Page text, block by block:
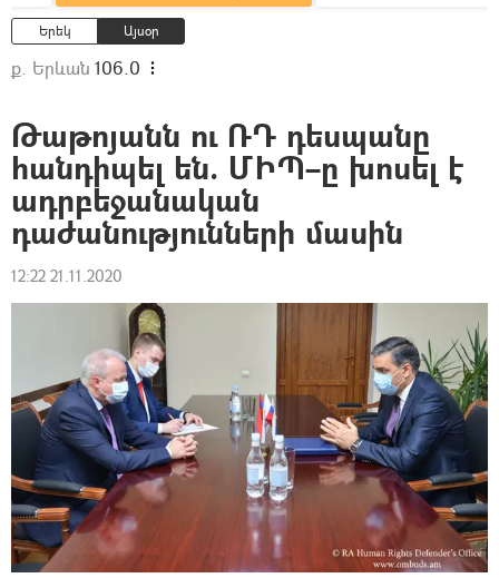
Երեկ Այսօր
ք. Երևան 106.0
Թաթոյանն ու ՌԴ դեսպանը
հանդիպել են. ՄԻՊ–ը խոսել է
ադրբեջանական
դաժանությունների մասին
12:22 21.11.2020